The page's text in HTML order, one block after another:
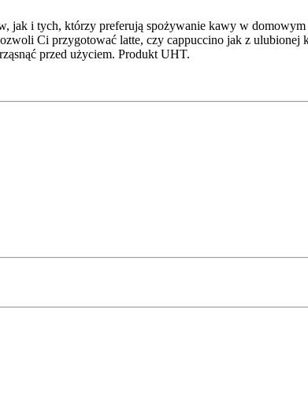
jak i tych, którzy preferują spożywanie kawy w
Ci przygotować latte, czy cappuccino jak z
przed użyciem. Produkt UHT.